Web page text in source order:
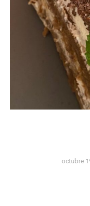
octubre